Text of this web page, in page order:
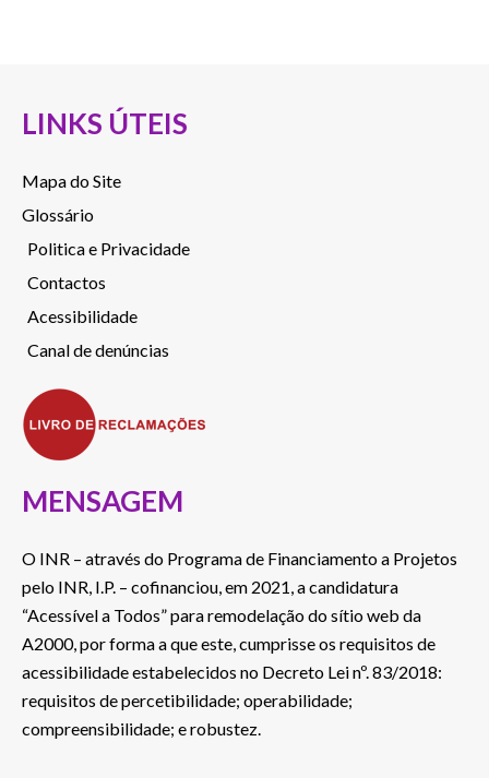
LINKS ÚTEIS
Mapa do Site
Glossário
Politica e Privacidade
Contactos
Acessibilidade
Canal de denúncias
MENSAGEM
O INR – através do Programa de Financiamento a Projetos
pelo INR, I.P. – cofinanciou, em 2021, a candidatura
“Acessível a Todos” para remodelação do sítio web da
A2000, por forma a que este, cumprisse os requisitos de
acessibilidade estabelecidos no Decreto Lei nº. 83/2018:
requisitos de percetibilidade; operabilidade;
compreensibilidade; e robustez.